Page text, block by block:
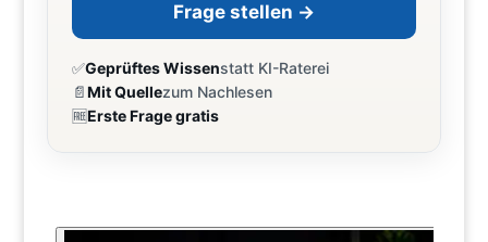
Frage stellen →
✅Geprüftes Wissenstatt KI-Raterei
📄Mit Quellezum Nachlesen
🆓Erste Frage gratis